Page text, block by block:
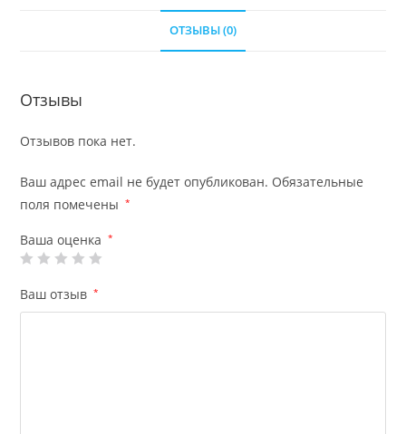
ОТЗЫВЫ (0)
Отзывы
Отзывов пока нет.
Ваш адрес email не будет опубликован. Обязательные
поля помечены
*
Ваша оценка *
Ваш отзыв *